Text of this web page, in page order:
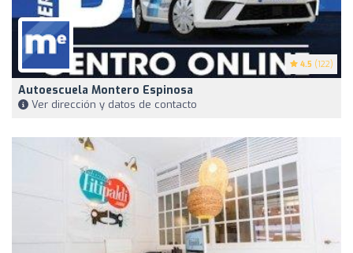
4.5 (122)
Autoescuela Montero Espinosa
Ver dirección y datos de contacto